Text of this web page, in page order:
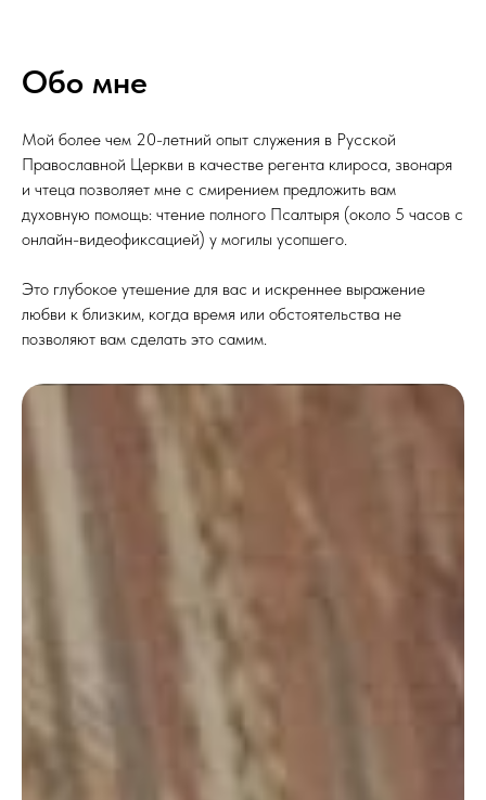
Обо мне
Мой более чем 20-летний опыт служения в Русской
Православной Церкви в качестве регента клироса, звонаря
и чтеца позволяет мне с смирением предложить вам
духовную помощь: чтение полного Псалтыря (около 5 часов с
онлайн-видеофиксацией) у могилы усопшего.
Это глубокое утешение для вас и искреннее выражение
любви к близким, когда время или обстоятельства не
позволяют вам сделать это самим.